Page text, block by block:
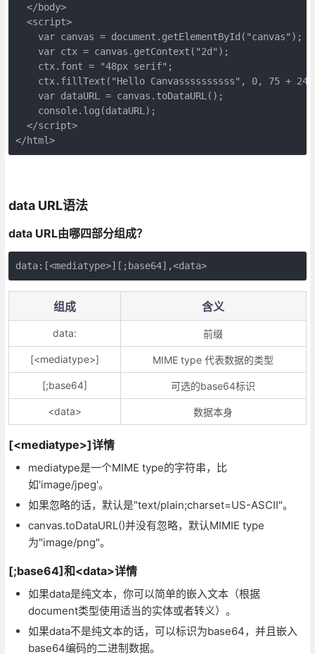
  </body>
  <script>
    var canvas = document.getElementById("canvas");
    var ctx = canvas.getContext("2d");
    ctx.font = "48px serif";
ctx.fillText("Hello Canvassssssssss", 0, 75 +
    var dataURL = canvas.toDataURL();
    console.log(dataURL);
  </script>
</html>
data URL语法
data URL由哪四部分组成？
data:[<mediatype>][;base64],<data>
组成 含义
data: 前缀
[<mediatype>] MIME type 代表数据的类型
[;base64] 可选的base64标识
<data> 数据本身
[<mediatype>]详情
mediatype是一个MIME type的字符串，比
如'image/jpeg'。
如果忽略的话，默认是"text/plain;charset=US-ASCII"。
canvas.toDataURL()并没有忽略，默认MIMIE type
为"image/png"。
[;base64]和<data>详情
如果data是纯文本，你可以简单的嵌入文本（根据
document类型使用适当的实体或者转义）。
如果data不是纯文本的话，可以标识为base64，并且嵌入
base64编码的二进制数据。